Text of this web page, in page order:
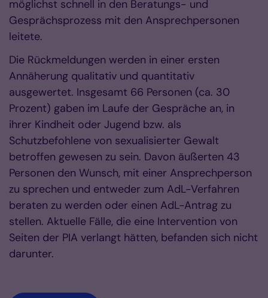
möglichst schnell in den Beratungs- und
Gesprächsprozess mit den Ansprechpersonen
leitete.
Die Rückmeldungen werden in einer ersten
Annäherung qualitativ und quantitativ
ausgewertet. Insgesamt 66 Personen (ca. 30
Prozent) gaben im Laufe der Gespräche an, in
ihrer Kindheit oder Jugend bzw. als
Schutzbefohlene von sexualisierter Gewalt
betroffen gewesen zu sein. Davon äußerten 43
Personen den Wunsch, mit einer Ansprechperson
zu sprechen und entweder zum AdL-Verfahren
beraten zu werden oder einen AdL-Antrag zu
stellen. Aktuelle Fälle, die eine Intervention von
Seiten der PIA verlangt hätten, befanden sich nicht
darunter.